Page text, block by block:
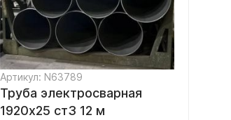
Артикул: N63789
Труба электросварная
1920х25 ст3 12 м